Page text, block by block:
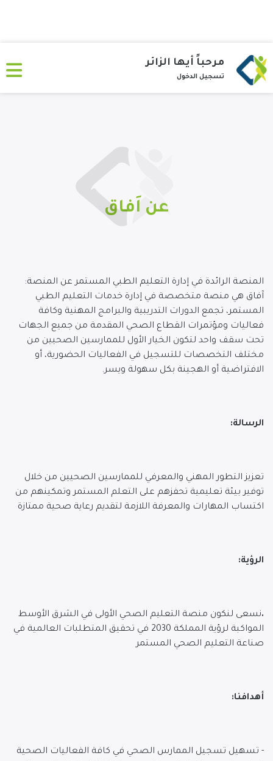
مرحباً أيها الزائر
تسجيل الدخول
عن اَفاق
المنصة الرائدة في إدارة التعليم الطبي المستمر عن المنصة:
آفاق هي منصة متخصصة في إدارة خدمات التعليم الطبي
المستمر، تجمع الدورات التدريبية والبرامج المهنية وكافة
فعاليات ومؤتمرات القطاع الصحي المقدمة من جميع الجهات
تحت سقف واحد لتكون الخيار الأول للممارسين الصحيين من
مختلف التخصصات للتسجيل في الفعاليات الحضورية، أو
الافتراضية أو الهجينة بكل سهولة ويسر.
الرسالة:
تعزيز التطور المهني والمعرفي للممارسين الصحيين من خلال
توفير بيئة تعليمية تحفزهم على التعلم المستمر وتمكينهم من
اكتساب المهارات والمعرفة اللازمة لتقديم رعاية صحية ممتازة
الرؤية:
.نسعى لنكون منصة التعليم الصحي الأولى في الشرق الأوسط
المواكبة لرؤية المملكة 2030 في تحقيق المتطلبات العالمية في
صناعة التعليم الصحي المستمر
أهدافنا:
- تسهيل تسجيل الممارس الصحي في كافة الفعاليات الصحية